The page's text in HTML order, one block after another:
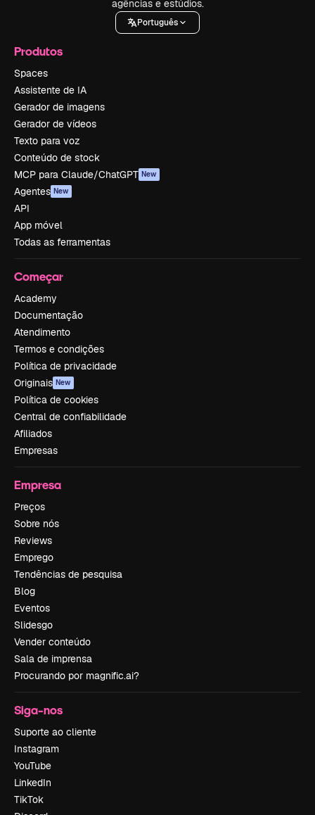
agências e estúdios.
Português
Produtos
Spaces
Assistente de IA
Gerador de imagens
Gerador de vídeos
Texto para voz
Conteúdo de stock
MCP para Claude/ChatGPT New
Agentes New
API
App móvel
Todas as ferramentas
Começar
Academy
Documentação
Atendimento
Termos e condições
Política de privacidade
Originais New
Política de cookies
Central de confiabilidade
Afiliados
Empresas
Empresa
Preços
Sobre nós
Reviews
Emprego
Tendências de pesquisa
Blog
Eventos
Slidesgo
Vender conteúdo
Sala de imprensa
Procurando por magnific.ai?
Siga-nos
Suporte ao cliente
Instagram
YouTube
LinkedIn
TikTok